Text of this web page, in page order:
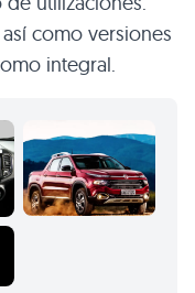
como versiones
integral.